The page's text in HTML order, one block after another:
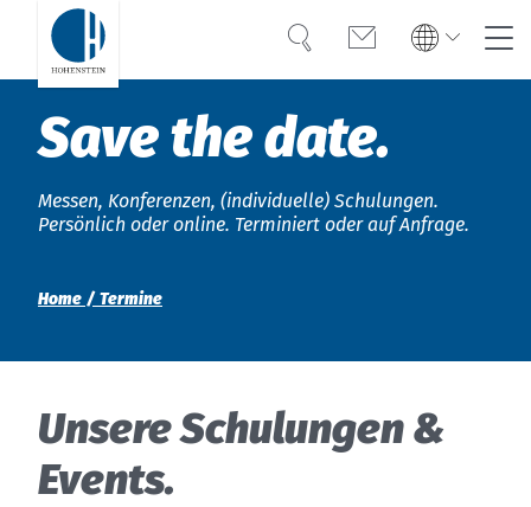
English Deutsch
Americas
中国
SucheKontakt
English Deutsch
Türkiye
Americas
India
Kompetenz
Vertrauen
Karriere
Home Termine
Save the date.
Messen, Konferenzen, (individuelle) Schulungen.
Persönlich oder online. Terminiert oder auf Anfrage.
Unsere Schulungen &
Events.